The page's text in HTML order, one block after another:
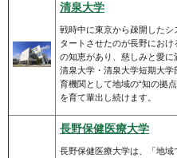
清泉大学
戦時中に東京から疎開した
タートさせたのが長野にお
の知恵があり、慈しみと愛に
清泉大学・清泉大学短期大
育機関として地域の“知の拠
を育て輩出し続けます。
長野保健医療大学
長野保健医療大学は、「地